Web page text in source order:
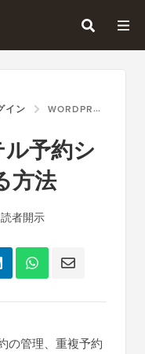
イン WORDPRESSにホテル予約システムを追加する方法
予約シ
方法
読者開示
の管理、重複予約